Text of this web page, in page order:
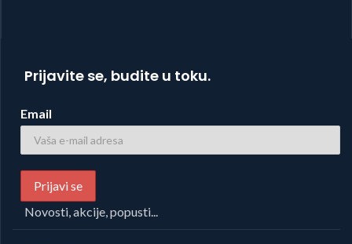
Prijavite se, budite u toku.
Email
Novosti, akcije, popusti...